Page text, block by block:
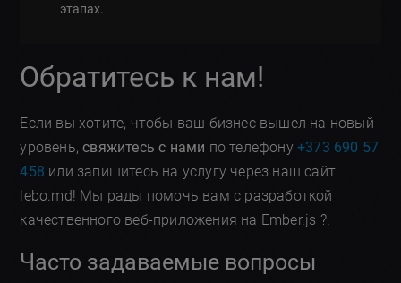
этапах.
Обратитесь к нам!
Если вы хотите, чтобы ваш бизнес вышел на новый
уровень,свяжитесь с нами по телефону+373 690 57
458 или запишитесь на услугу через наш сайт
lebo.md! Мы рады помочь вам с разработкой
качественного веб-приложения на Ember.js ?.
Часто задаваемые вопросы